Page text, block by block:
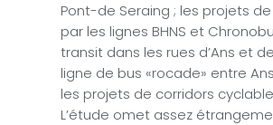
Pont-de Seraing ; les projets
par les lignes BHNS et
transit dans les rues d’Ans et
ligne de bus «rocade» entre
les projets de corridors
L’étude omet assez